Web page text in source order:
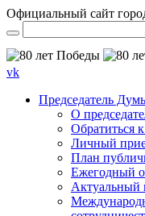
Официальный сайт
vk
Председатель
О
Обратиться
Личный
План
Ежегодный
Актуальный